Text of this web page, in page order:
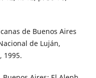
de Buenos Aires
de Luján,
1995.